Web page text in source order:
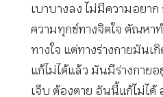
เบาบางลง ไม่มีความอยาก
ความทุกข์ทางจิตใจ ตัณหาท
ทางใจ แต่ทางร่างกายมัน
แก้ไม่ได้แล้ว มันมีร่างกาย
เจ็บ ต้องตาย อันนี้แก้ไม่ได้